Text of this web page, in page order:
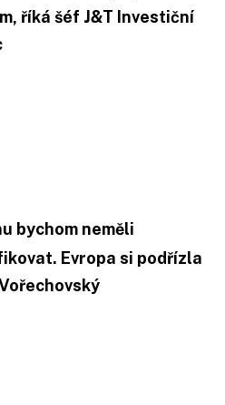
říká šéf J&T Investiční
bychom neměli
Evropa si podřízla